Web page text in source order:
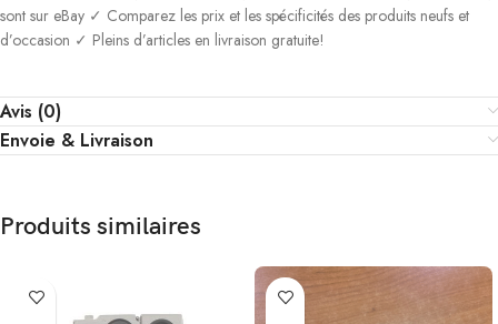
sont sur eBay ✓ Comparez les prix et les spécificités des produits neufs et
d’occasion ✓ Pleins d’articles en livraison gratuite!
Avis (0)
Envoie & Livraison
Produits similaires